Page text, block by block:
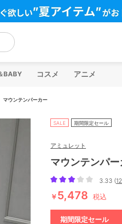
BABY コスメ アニメ
マウンテンパーカー
SALE 期間限定セール
アミュレット
マウンテンパー
3.33 (
￥5,478 税込
期間限定セール